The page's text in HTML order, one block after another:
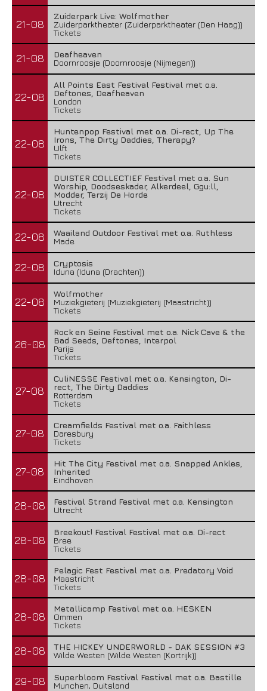
21-08
Zuiderpark Live: Wolfmother
Zuiderparktheater (Zuiderparktheater (Den Haag))
Tickets
21-08
Deafheaven
Doornroosje (Doornroosje (Nijmegen))
22-08
All Points East Festival Festival met o.a.
Deftones, Deafheaven
London
Tickets
22-08
Huntenpop Festival met o.a. Di-rect, Up The
Irons, The Dirty Daddies, Therapy?
Ulft
Tickets
22-08
DUISTER COLLECTIEF Festival met o.a. Sun
Worship, Doodseskader, Alkerdeel, Ggu:ll,
Modder, Terzij De Horde
Utrecht
Tickets
22-08
Waailand Outdoor Festival met o.a. Ruthless
Made
22-08
Cryptosis
Iduna (Iduna (Drachten))
22-08
Wolfmother
Muziekgieterij (Muziekgieterij (Maastricht))
Tickets
26-08
Rock en Seine Festival met o.a. Nick Cave & the
Bad Seeds, Deftones, Interpol
Parijs
Tickets
27-08
CuliNESSE Festival met o.a. Kensington, Di-
rect, The Dirty Daddies
Rotterdam
Tickets
27-08
Creamfields Festival met o.a. Faithless
Daresbury
Tickets
27-08
Hit The City Festival met o.a. Snapped Ankles,
Inherited
Eindhoven
28-08
Festival Strand Festival met o.a. Kensington
Utrecht
28-08
Breekout! Festival Festival met o.a. Di-rect
Bree
Tickets
28-08
Pelagic Fest Festival met o.a. Predatory Void
Maastricht
Tickets
28-08
Metallicamp Festival met o.a. HESKEN
Ommen
Tickets
28-08
THE HICKEY UNDERWORLD - DAK SESSION #3
Wilde Westen (Wilde Westen (Kortrijk))
29-08
Superbloom Festival Festival met o.a. Bastille
Munchen, Duitsland